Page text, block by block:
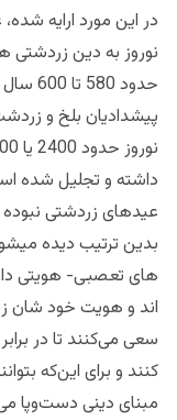
در این مورد ارایه
نوروز به دین زردشتی
حدود
داشته و تجلیل شده
عیدهای زردشتی نبوده
بدین ترتیب دیده
های تعصبی- هویتی
اند و هویت خود شان
سعی می‌کنند تا در
کنند و برای این‌که
مبنای دینی دست‌وپا